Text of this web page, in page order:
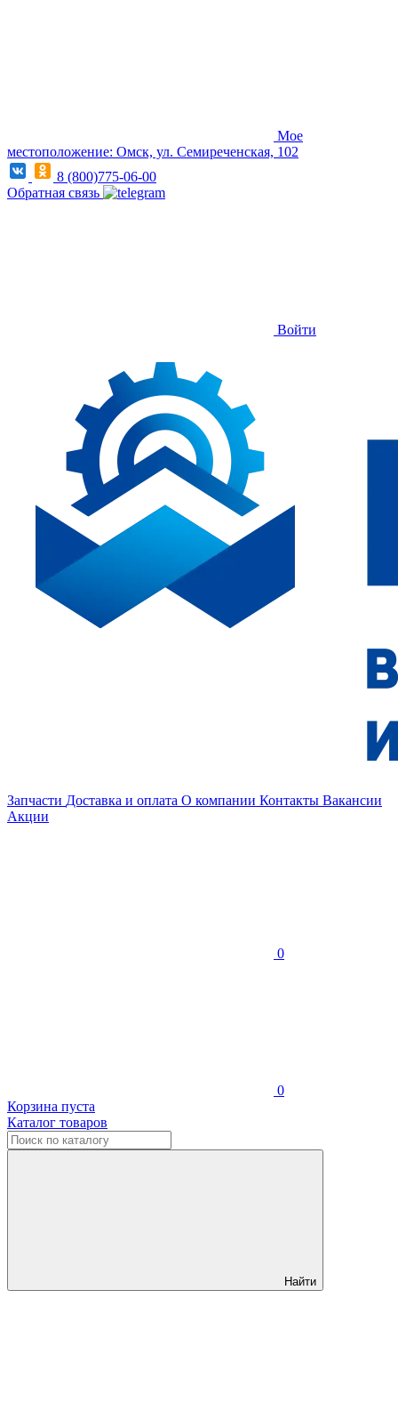
Мое
местоположение: Омск, ул. Семиреченская, 102
8 (800)775-06-00
Обратная связь
Войти
Запчасти Доставка и оплата О компании Контакты Вакансии
Акции
0
0
Корзина пуста
Каталог товаров
Найти